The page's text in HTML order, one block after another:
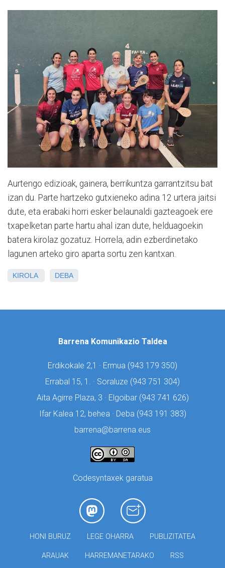
Aurtengo edizioak, gainera, berrikuntza garrantzitsu bat
izan du. Parte hartzeko gutxieneko adina 12 urtera jaitsi
dute, eta erabaki horri esker belaunaldi gazteagoek ere
txapelketan parte hartu ahal izan dute, helduagoekin
batera kirolaz gozatuz. Horrela, adin ezberdinetako
lagunen arteko giro aparta sortu zen kantxan.
KIROLA DEBA
Barrena Komunikazio Taldea
Erdikokale 2,1 · Ermua (943 179 350)
Errabal 15, 1. · Soraluze (943 751 304)
Aita Agirre Plaza, 3 · Elgoibar (943 741 626)
Ifar Kalea 12, behea · Deba (943 191 383)
barrena@barrena.eus
Codesyntaxek garatua
HONI BURUZ LEGE OHARRA PUBLIZITATEA
ARAUAK HARREMANETARAKO RSS